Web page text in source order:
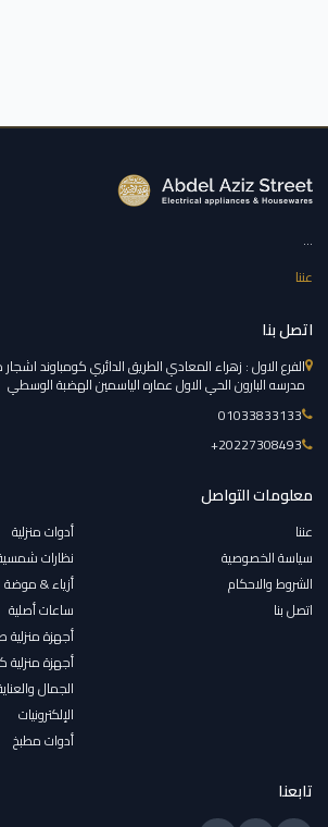
...
عننا
اتصل بنا
مدرسه البارون الحي الاول عماره الياسمين الهضبة الوسطي
01033833133
‎+20227308493
معلومات التواصل
عننا
سياسة الخصوصية
الشروط والاحكام
اتصل بنا
أدوات منزلية
نظارات
أزياء & موضة
ساعات أصلية
أجهزة منزلية
أجهزة منزلية
الجمال
الإلكترونيات
أدوات مطبخ
تابعنا